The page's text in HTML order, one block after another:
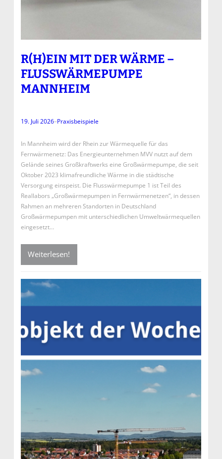
R(H)EIN MIT DER WÄRME –
FLUSSWÄRMEPUMPE
MANNHEIM
19. Juli 2026–Praxisbeispiele
In Mannheim wird der Rhein zur Wärmequelle für das
Fernwärmenetz: Das Energieunternehmen MVV nutzt auf dem
Gelände seines Großkraftwerks eine Großwärmepumpe, die seit
Oktober 2023 klimafreundliche Wärme in die städtische
Versorgung einspeist. Die Flusswärmepumpe 1 ist Teil des
Reallabors „Großwärmepumpen in Fernwärmenetzen“, in dessen
Rahmen an mehreren Standorten in Deutschland
Großwärmepumpen mit unterschiedlichen Umweltwärmequellen
eingesetzt…
Weiterlesen!